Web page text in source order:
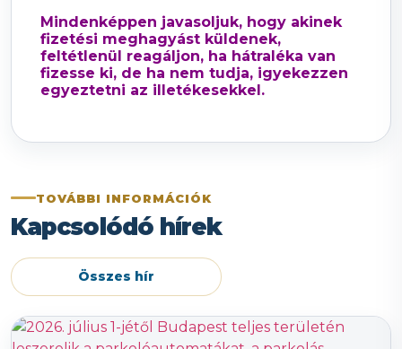
Mindenképpen javasoljuk, hogy akinek
fizetési meghagyást küldenek,
feltétlenül reagáljon, ha hátraléka van
fizesse ki, de ha nem tudja, igyekezzen
egyeztetni az illetékesekkel.
TOVÁBBI INFORMÁCIÓK
Kapcsolódó hírek
Összes hír